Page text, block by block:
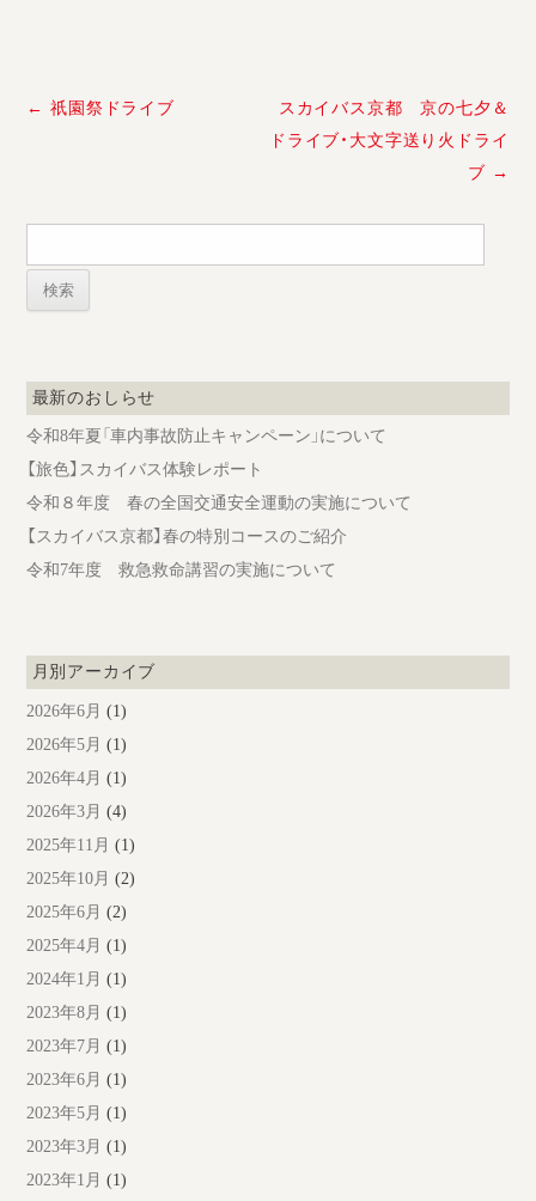
投
ー
ョ
ン
← 祇園祭ドライブ
スカイバス京都 京の七夕＆
ドライブ・大文字送り火ドライ
ブ →
検
最新のおしらせ
令和8年夏「車内事故防止キャンペーン」について
【旅色】スカイバス体験レポート
令和８年度 春の全国交通安全運動の実施について
【スカイバス京都】春の特別コースのご紹介
令和7年度 救急救命講習の実施について
月別アーカイブ
2026年6月 (1)
2026年5月 (1)
2026年4月 (1)
2026年3月 (4)
2025年11月 (1)
2025年10月 (2)
2025年6月 (2)
2025年4月 (1)
2024年1月 (1)
2023年8月 (1)
2023年7月 (1)
2023年6月 (1)
2023年5月 (1)
2023年3月 (1)
2023年1月 (1)